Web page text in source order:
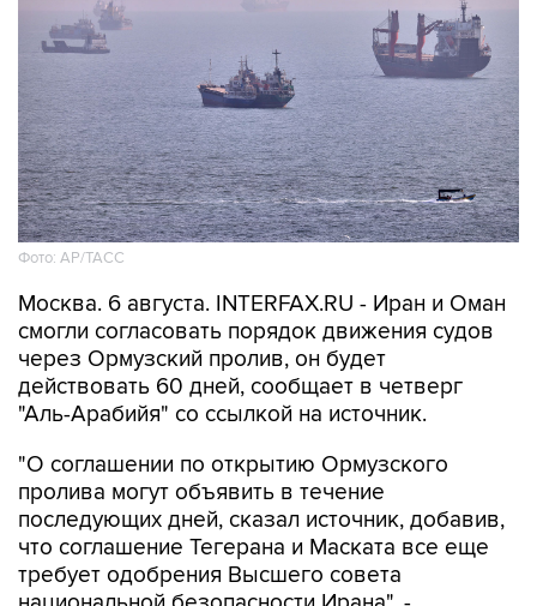
Фото: AP/ТАСС
Москва. 6 августа. INTERFAX.RU - Иран и Оман
смогли согласовать порядок движения судов
через Ормузский пролив, он будет
действовать 60 дней, сообщает в четверг
"Аль-Арабийя" со ссылкой на источник.
"О соглашении по открытию Ормузского
пролива могут объявить в течение
последующих дней, сказал источник, добавив,
что соглашение Тегерана и Маската все еще
требует одобрения Высшего совета